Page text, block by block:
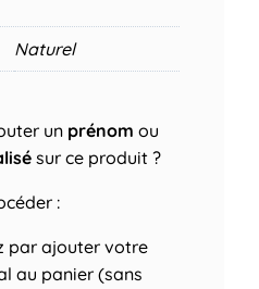
Naturel
un prénom ou
sur ce produit ?
:
par ajouter votre
au panier (sans